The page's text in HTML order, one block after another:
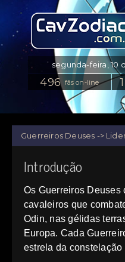
fãs on-line
Guerreiros Deuses ->
Introdução
Os Guerreiros Deuses
cavaleiros que
Odin, nas gélidas
Europa. Cada
estrela da constelação